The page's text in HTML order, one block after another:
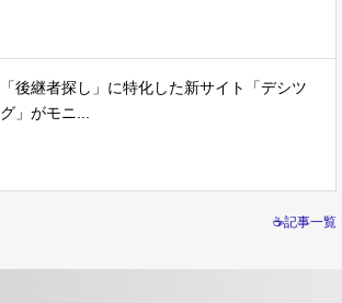
「後継者探し」に特化した新サイト「デシツ
グ」がモニ...
☕記事一覧